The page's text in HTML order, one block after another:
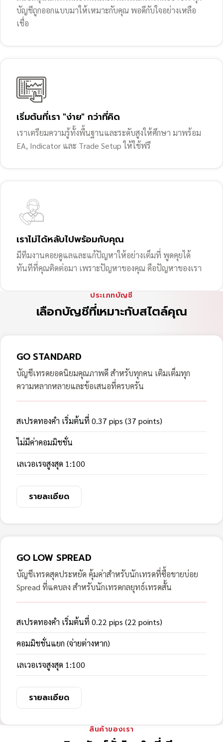
บัญชีถูกออกแบบมาให้เหมาะกับคุณ พอดีกับใจอย่างเหลือ
เชื่อ
เริ่มต้นที่เรา "ง่าย" กว่าที่คิด
เราเตรียมความรู้ทั้งพื้นฐานและระดับสูงให้ศึกษา มาพร้อม
EA, Indicator และ Trade Setup ให้ใช้ฟรี
เราไม่ได้หลับไปพร้อมกับคุณ
มีทีมงานคอยดูแลและแก้ปัญหาให้อย่างเต็มที่ พูดคุยได้
ทันทีที่คุณติดต่อมา เพราะปัญหาของคุณ คือปัญหาของเรา
ประเภทบัญชี
เลือกบัญชีที่เหมาะกับสไตล์คุณ
GO STANDARD
บัญชีเทรดยอดนิยมคุณภาพดี สำหรับทุกคน เติมเต็มทุก
ความหลากหลายและข้อเสนอที่ครบครัน
สเปรดทองคำ เริ่มต้นที่ 0.37 pips (37 points)
ไม่มีค่าคอมมิชชั่น
เลเวอเรจสูงสุด 1:100
รายละเอียด
GO LOW SPREAD
บัญชีเทรดสุดประหยัด คุ้มค่าสำหรับนักเทรดที่ซื้อขายบ่อย
Spread ที่แคบลง สำหรับนักเทรดกลยุทธ์เทรดสั้น
สเปรดทองคำ เริ่มต้นที่ 0.22 pips (22 points)
คอมมิชชั่นแยก (จ่ายต่างหาก)
เลเวอเรจสูงสุด 1:100
รายละเอียด
สินค้าของเรา